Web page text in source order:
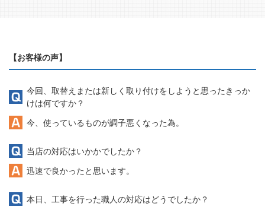
【お客様の声】
今回、取替えまたは新しく取り付けをしようと思ったきっか
けは何ですか？
今、使っているものが調子悪くなった為。
当店の対応はいかかでしたか？
迅速で良かったと思います。
本日、工事を行った職人の対応はどうでしたか？